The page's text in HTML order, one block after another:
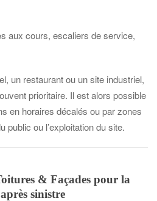
aux cours, escaliers de service,
un restaurant ou un site industriel,
prioritaire. Il est alors possible
en horaires décalés ou par zones
public ou l’exploitation du site.
& Façades pour la
sinistre